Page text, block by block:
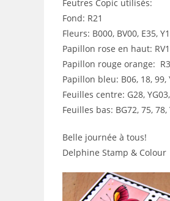
Feutres Copic utilisés:
Fond: R21
Fleurs: B000, BV00, E35,
Papillon rose en haut:
Papillon rouge orange:
Papillon bleu: B06, 18, 99,
Feuilles centre: G28,
Feuilles bas: BG72, 75, 78,
Belle journée à tous!
Delphine Stamp & Colour